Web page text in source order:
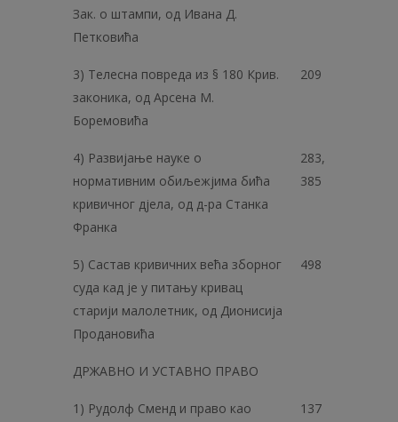
Зак. о штампи, од Ивана Д.
Петковића
3) Телесна повреда из § 180 Крив.
законика, од Арсена М.
Боремовића
209
4) Развијање науке о
нормативним обиљежјима бића
кривичног дјела, од д-ра Станка
Франка
283,
385
5) Састав кривичних већа зборног
суда кад је у питању кривац
старији малолетник, од Дионисија
Продановића
498
ДРЖАВНО И УСТАВНО ПРАВО
1) Рудолф Сменд и право као
137